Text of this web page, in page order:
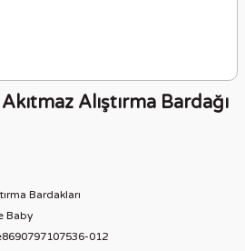
Alıştırma Bardağı
Bardakları
Baby
012